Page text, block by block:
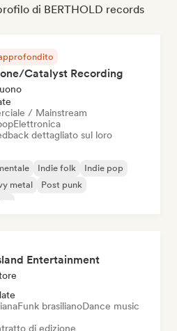
di BERTHOLD records
Catalyst Recording
/ Mainstream
Elettronica
dettagliato sul loro
Indie folk
Indie pop
metal
Post punk
Entertainment
Funk brasilianoDance music
di edizione